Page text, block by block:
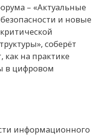
– «Актуальные
и новые
соберёт
как на практике
в цифровом
информационного